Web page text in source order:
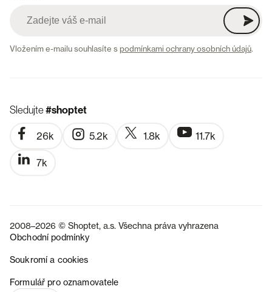
Vložením e-mailu souhlasíte spodmínkami ochrany osobních údajů.
Sledujte#shoptet
26k 5.2k 1.8k 11.7k
7k
2008–2026 © Shoptet, a.s. Všechna práva vyhrazena
Obchodní podmínky
Soukromí a cookies
Formulář pro oznamovatele